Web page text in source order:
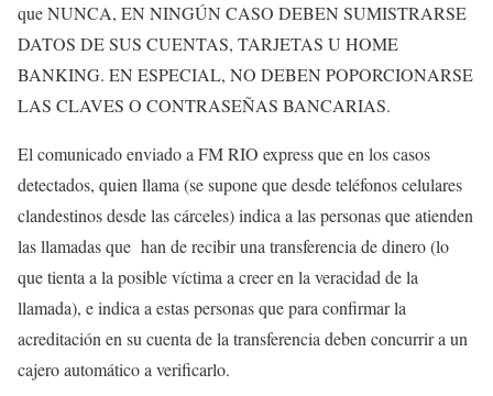
que NUNCA, EN NINGÚN CASO DEBEN SUMISTRARSE
DATOS DE SUS CUENTAS, TARJETAS U HOME
BANKING. EN ESPECIAL, NO DEBEN POPORCIONARSE
LAS CLAVES O CONTRASEÑAS BANCARIAS.
El comunicado enviado a FM RIO express que en los casos
detectados, quien llama (se supone que desde teléfonos celulares
clandestinos desde las cárceles) indica a las personas que atienden
las llamadas que han de recibir una transferencia de dinero (lo
que tienta a la posible víctima a creer en la veracidad de la
llamada), e indica a estas personas que para confirmar la
acreditación en su cuenta de la transferencia deben concurrir a un
cajero automático a verificarlo.